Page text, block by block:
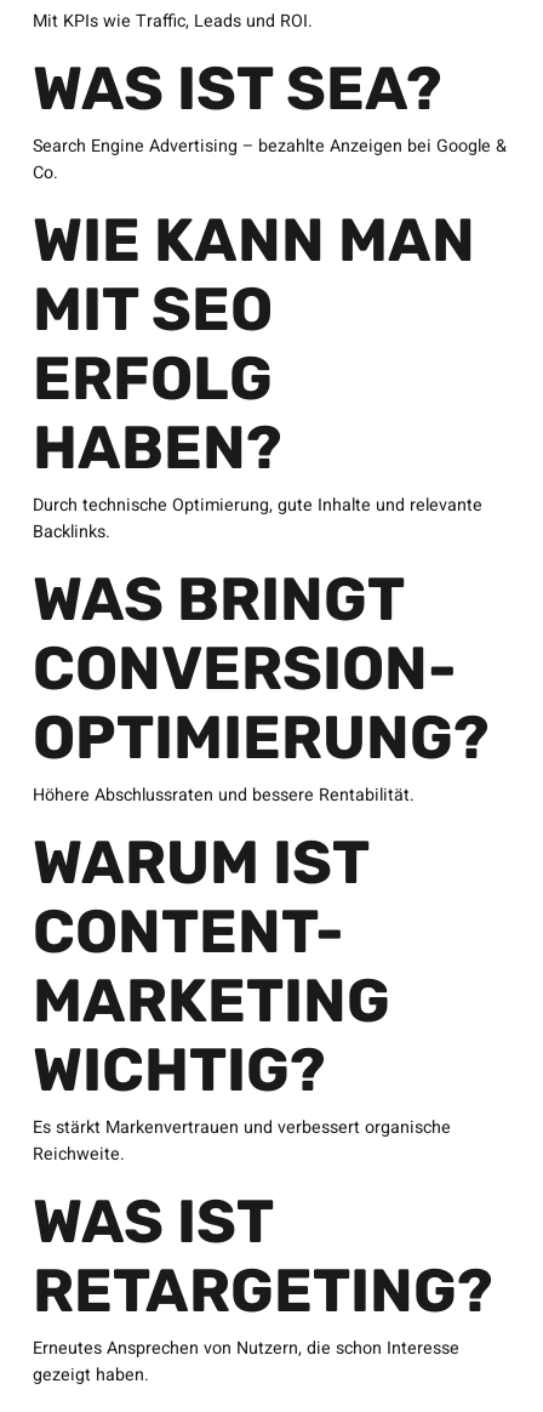
Mit KPIs wie Traffic, Leads und ROI.
WAS IST SEA?
Search Engine Advertising – bezahlte Anzeigen bei Google &
Co.
WIE KANN MAN
MIT SEO
ERFOLG
HABEN?
Durch technische Optimierung, gute Inhalte und relevante
Backlinks.
WAS BRINGT
CONVERSION-
OPTIMIERUNG?
Höhere Abschlussraten und bessere Rentabilität.
WARUM IST
CONTENT-
MARKETING
WICHTIG?
Es stärkt Markenvertrauen und verbessert organische
Reichweite.
WAS IST
RETARGETING?
Erneutes Ansprechen von Nutzern, die schon Interesse
gezeigt haben.